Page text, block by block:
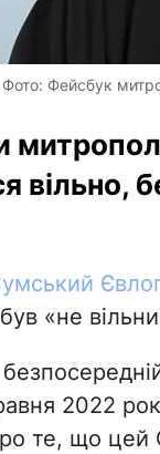
Фото: Фейсбук
вільно,
«не
2022
те, що цей